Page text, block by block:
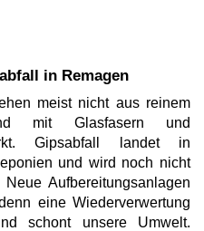
in Remagen
meist nicht aus reinem
mit Glasfasern und
Gipsabfall landet in
und wird noch nicht
Aufbereitungsanlagen
eine Wiederverwertung
schont unsere Umwelt.